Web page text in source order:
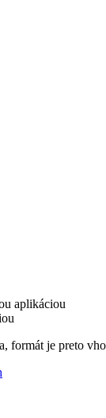
aplikáciou
formát je preto